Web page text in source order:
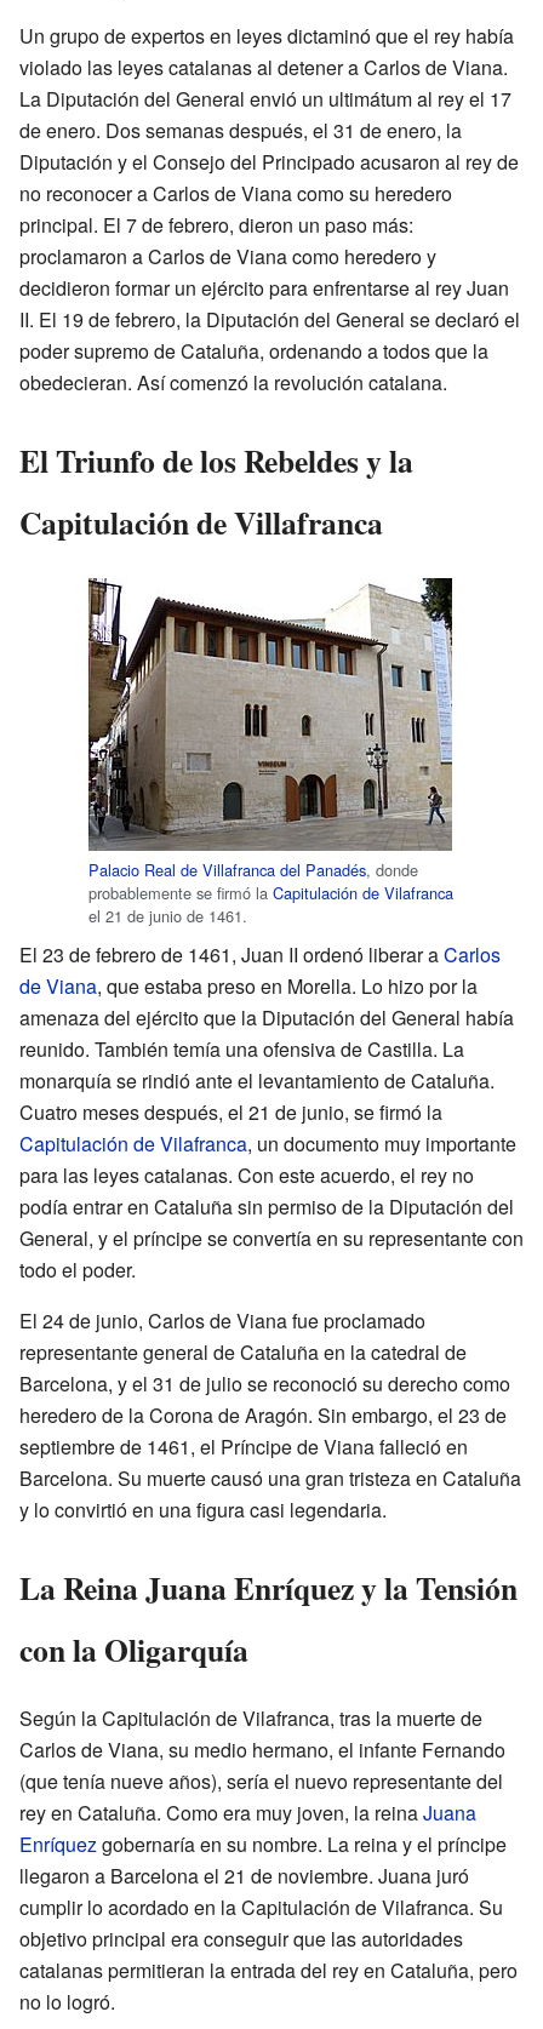
Un grupo de expertos en leyes dictaminó que el rey había
violado las leyes catalanas al detener a Carlos de Viana.
La Diputación del General envió un ultimátum al rey el 17
de enero. Dos semanas después, el 31 de enero, la
Diputación y el Consejo del Principado acusaron al rey de
no reconocer a Carlos de Viana como su heredero
principal. El 7 de febrero, dieron un paso más:
proclamaron a Carlos de Viana como heredero y
decidieron formar un ejército para enfrentarse al rey Juan
II. El 19 de febrero, la Diputación del General se declaró el
poder supremo de Cataluña, ordenando a todos que la
obedecieran. Así comenzó la revolución catalana.
El Triunfo de los Rebeldes y la
Capitulación de Villafranca
Palacio Real de Villafranca del Panadés, donde
probablemente se firmó la Capitulación de Vilafranca
el 21 de junio de 1461.
El 23 de febrero de 1461, Juan II ordenó liberar aCarlos
de Viana, que estaba preso en Morella. Lo hizo por la
amenaza del ejército que la Diputación del General había
reunido. También temía una ofensiva de Castilla. La
monarquía se rindió ante el levantamiento de Cataluña.
Cuatro meses después, el 21 de junio, se firmó la
Capitulación de Vilafranca, un documento muy importante
para las leyes catalanas. Con este acuerdo, el rey no
podía entrar en Cataluña sin permiso de la Diputación del
General, y el príncipe se convertía en su representante con
todo el poder.
El 24 de junio, Carlos de Viana fue proclamado
representante general de Cataluña en la catedral de
Barcelona, y el 31 de julio se reconoció su derecho como
heredero de la Corona de Aragón. Sin embargo, el 23 de
septiembre de 1461, el Príncipe de Viana falleció en
Barcelona. Su muerte causó una gran tristeza en Cataluña
y lo convirtió en una figura casi legendaria.
La Reina Juana Enríquez y la Tensión
con la Oligarquía
Según la Capitulación de Vilafranca, tras la muerte de
Carlos de Viana, su medio hermano, el infante Fernando
(que tenía nueve años), sería el nuevo representante del
rey en Cataluña. Como era muy joven, la reinaJuana
Enríquez gobernaría en su nombre. La reina y el príncipe
llegaron a Barcelona el 21 de noviembre. Juana juró
cumplir lo acordado en la Capitulación de Vilafranca. Su
objetivo principal era conseguir que las autoridades
catalanas permitieran la entrada del rey en Cataluña, pero
no lo logró.